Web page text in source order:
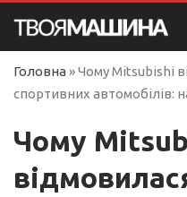
Головна »Чому Mitsubishi
спортивних автомобілів:
Чому